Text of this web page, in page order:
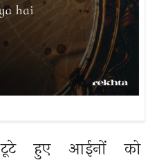
टूटे हुए आईनों
को